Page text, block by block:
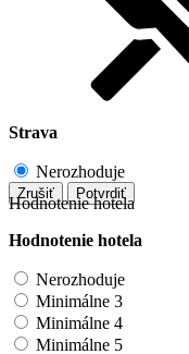
Strava
Nerozhoduje
Zrušiť Potvrdiť
Hodnotenie hotela
Hodnotenie hotela
Nerozhoduje
Minimálne 3
Minimálne 4
Minimálne 5